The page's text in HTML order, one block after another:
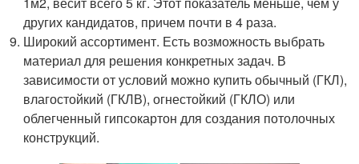
других кандидатов, причем почти в 4 раза.
Широкий ассортимент. Есть возможность выбрать
материал для решения конкретных задач. В
зависимости от условий можно купить обычный (ГКЛ),
влагостойкий (ГКЛВ), огнестойкий (ГКЛО) или
облегченный гипсокартон для создания потолочных
конструкций.